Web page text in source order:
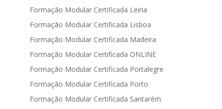
Formação Modular Certificada Leiria
Formação Modular Certificada Lisboa
Formação Modular Certificada Madeira
Formação Modular Certificada ONLINE
Formação Modular Certificada Portalegre
Formação Modular Certificada Porto
Formação Modular Certificada Santarém